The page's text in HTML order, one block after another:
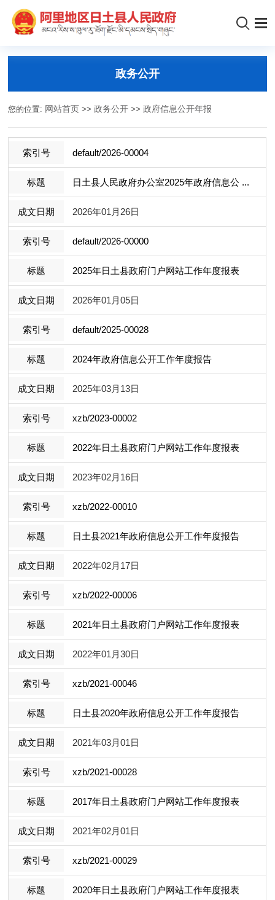
政务公开
您的位置: 网站首页 >>政务公开 >>政府信息公开年报
default/2026-00004
日土县人民政府办公室2025年政府信息公 ...
2026年01月26日
default/2026-00000
2025年日土县政府门户网站工作年度报表
2026年01月05日
default/2025-00028
2024年政府信息公开工作年度报告
2025年03月13日
xzb/2023-00002
2022年日土县政府门户网站工作年度报表
2023年02月16日
xzb/2022-00010
日土县2021年政府信息公开工作年度报告
2022年02月17日
xzb/2022-00006
2021年日土县政府门户网站工作年度报表
2022年01月30日
xzb/2021-00046
日土县2020年政府信息公开工作年度报告
2021年03月01日
xzb/2021-00028
2017年日土县政府门户网站工作年度报表
2021年02月01日
xzb/2021-00029
2020年日土县政府门户网站工作年度报表